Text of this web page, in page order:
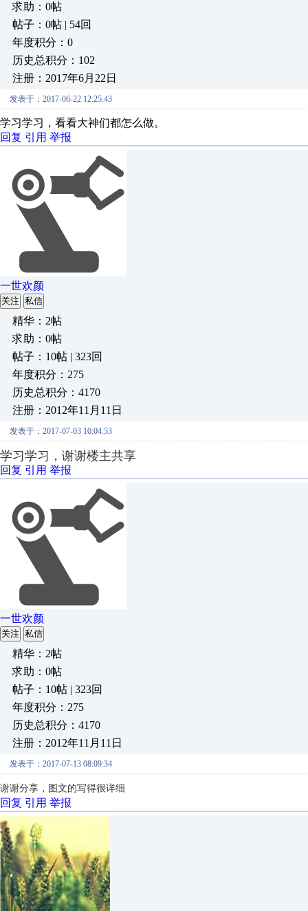
求助：0帖
帖子：0帖 | 54回
年度积分：0
历史总积分：102
注册：2017年6月22日
发表于：2017-06-22 12:25:43
学习学习，看看大神们都怎么做。
回复 引用 举报
一世欢颜
关注 私信
精华：2帖
求助：0帖
帖子：10帖 | 323回
年度积分：275
历史总积分：4170
注册：2012年11月11日
发表于：2017-07-03 10:04:53
学习学习，谢谢楼主共享
回复 引用 举报
一世欢颜
关注 私信
精华：2帖
求助：0帖
帖子：10帖 | 323回
年度积分：275
历史总积分：4170
注册：2012年11月11日
发表于：2017-07-13 08:09:34
谢谢分享，图文的写得很详细
回复 引用 举报